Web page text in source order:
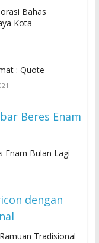
Bahas
Kota
: Quote
Enam Bulan Lagi
Tradisional